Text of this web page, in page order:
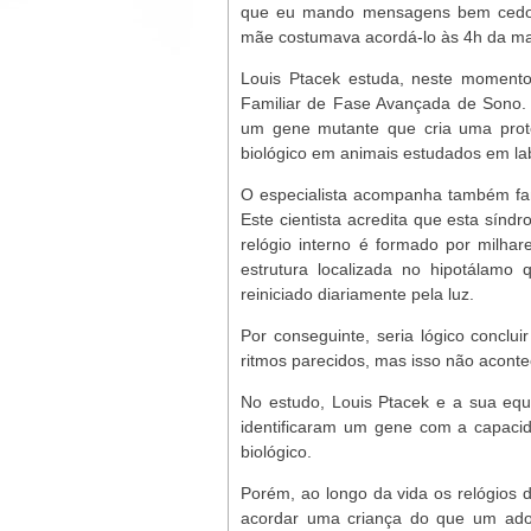
que eu mando mensagens bem
mãe costumava acordá-lo às 4h da
Louis Ptacek estuda, neste
Familiar de Fase Avançada de
um gene mutante que cria uma
biológico em animais estudados em
O especialista acompanha também
Este cientista acredita que esta
relógio interno é formado por
estrutura localizada no hipotálamo
reiniciado diariamente pela luz.
Por conseguinte, seria lógico
ritmos parecidos, mas isso não
No estudo, Louis Ptacek e a sua
identificaram um gene com a
biológico.
Porém, ao longo da vida os relógios
acordar uma criança do que um